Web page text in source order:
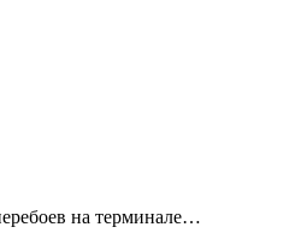
на терминале…